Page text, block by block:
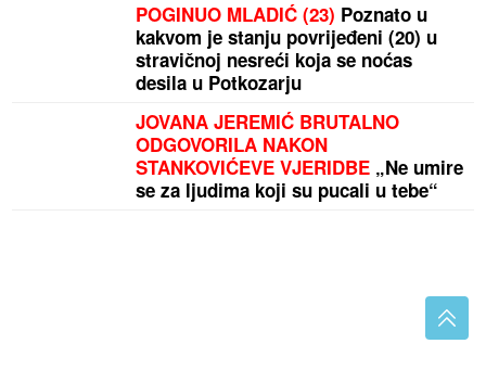
POGINUO MLADIĆ (23) Poznato u
kakvom je stanju povrijeđeni (20) u
stravičnoj nesreći koja se noćas
desila u Potkozarju
JOVANA JEREMIĆ BRUTALNO
ODGOVORILA NAKON
STANKOVIĆEVE VJERIDBE „Ne umire
se za ljudima koji su pucali u tebe“